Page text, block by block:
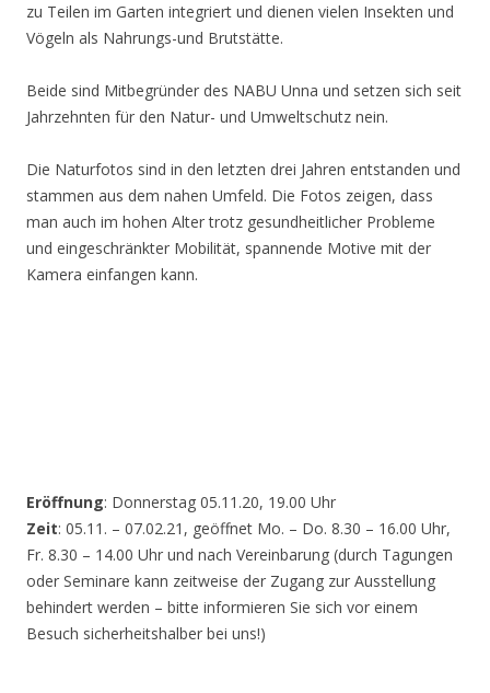
zu Teilen im Garten integriert und dienen vielen Insekten und
Vögeln als Nahrungs-und Brutstätte.
Beide sind Mitbegründer des NABU Unna und setzen sich seit
Jahrzehnten für den Natur- und Umweltschutz nein.
Die Naturfotos sind in den letzten drei Jahren entstanden und
stammen aus dem nahen Umfeld. Die Fotos zeigen, dass
man auch im hohen Alter trotz gesundheitlicher Probleme
und eingeschränkter Mobilität, spannende Motive mit der
Kamera einfangen kann.
Eröffnung: Donnerstag 05.11.20, 19.00 Uhr
Zeit: 05.11. – 07.02.21, geöffnet Mo. – Do. 8.30 – 16.00 Uhr,
Fr. 8.30 – 14.00 Uhr und nach Vereinbarung (durch Tagungen
oder Seminare kann zeitweise der Zugang zur Ausstellung
behindert werden – bitte informieren Sie sich vor einem
Besuch sicherheitshalber bei uns!)